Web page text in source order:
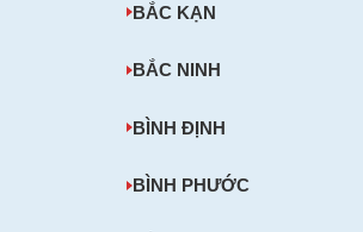
BẮC KẠN
BẮC NINH
BÌNH ĐỊNH
BÌNH PHƯỚC